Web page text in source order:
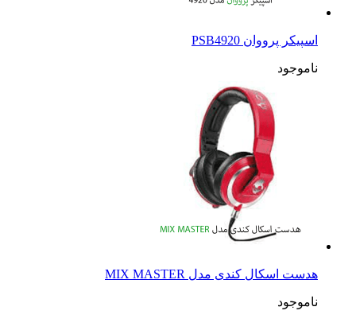
اسپیکر پرووان PSB4920
ناموجود
هدست اسکال کندی مدل MIX MASTER
ناموجود